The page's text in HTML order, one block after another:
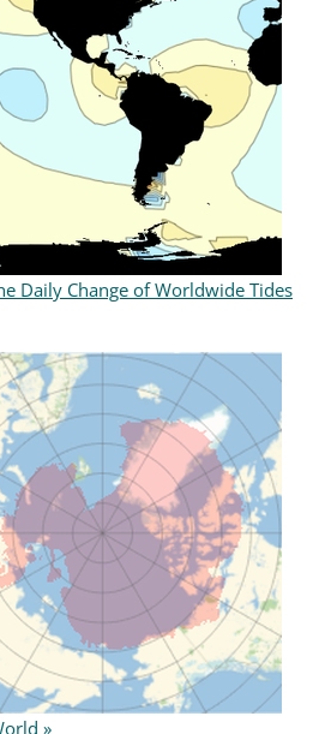
Daily Change of Worldwide Tides
»